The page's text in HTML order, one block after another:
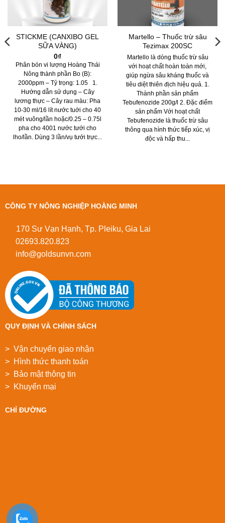
STICKME (CANXIBO GEL
SỮA VÀNG)
0₫
Phân bón vi lượng Hoàng Thái
Nông thành phần Bo (B):
2000ppm – Tỷ trọng: 1.05 1.
Hướng dẫn sử dụng – Cây
lương thực – Cây rau màu: Pha
10-30 ml/16 lít nước tuới cho 40
mét vuông/lần hoặc/0.25 – 0.75l
pha cho 4001 nước tưới cho
lho/lần. Dùng 3 lần/vụ tưới trực...
Martello – Thuốc trừ sâu
Tezimax 200SC
Martello là dòng thuốc trừ sâu
với hoạt chất hoàn toàn mới,
giúp ngừa sâu kháng thuốc và
tiêu diệt thiên địch hiệu quả. 1.
Thành phần sản phẩm
Tebufenozide 200g/l 2. Đặc điểm
sản phẩm Với hoạt chất
Tebufenozide là thuốc trừ sâu
thông qua hình thức tiếp xúc, vị
độc và hấp thu...
CÔNG TY NÔNG NGHIỆP HOÀNG MINH
170 Sư Vạn Hạnh, Tp. Pleiku, Gia Lai
02693.820.823
info@goldsunvn.com
QUY ĐỊNH VÀ CHÍNH SÁCH
> Vận chuyển giao nhận
> Hình thức thanh toán
> Bảo mật thông tin
> Khuyển mại
CHỈ ĐƯỜNG